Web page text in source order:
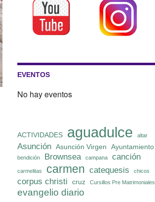
EVENTOS
No hay eventos
ACTIVIDADES aguadulce altar
Asunción Asunción Virgen Ayuntamiento
bendición Brownsea campana canción
carmelitas carmen catequesis chicos
corpus christi cruz Cursillos Pre Matrimoniales
evangelio diario